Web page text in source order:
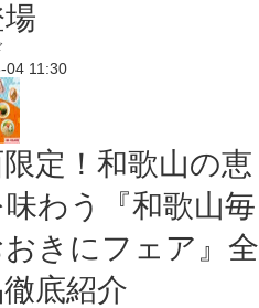
04 11:30
定！和歌山の恵
わう『和歌山毎
おきにフェア』全
底紹介